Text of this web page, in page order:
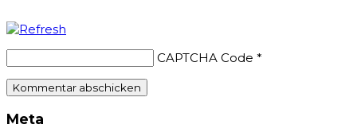
CAPTCHA Code *
Meta